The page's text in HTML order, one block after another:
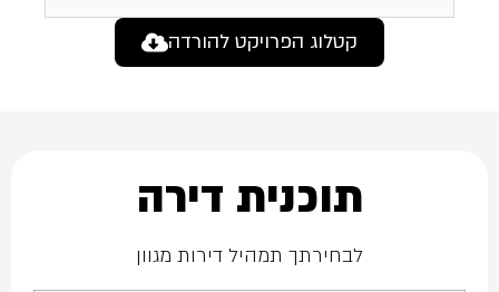
קטלוג הפרויקט להורדה
תוכנית דירה
לבחירתך תמהיל דירות מגוון